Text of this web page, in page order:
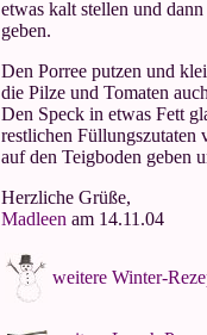
etwas kalt stellen und
geben.
Den Porree putzen und
die Pilze und Tomaten
Den Speck in etwas Fett
restlichen Füllungszutaten
auf den Teigboden geben
Herzliche Grüße,
Madleen am 14.11.04
weitere Winter-